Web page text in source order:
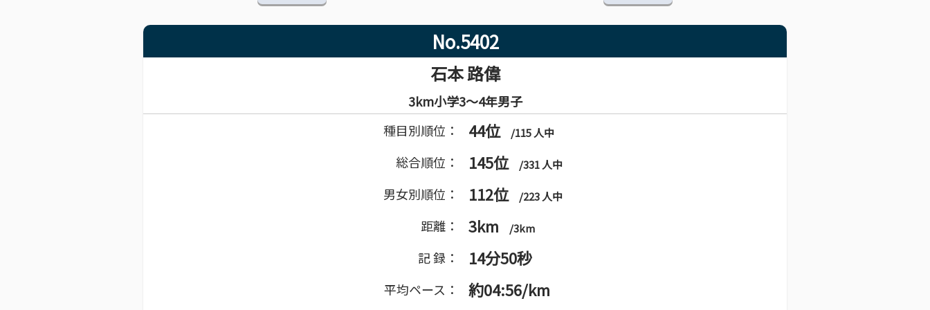
No.5402
石本 路偉
3km小学3～4年男子
種目別順位：
44位 /115 人中
総合順位： 145位 /331 人中
男女別順位： 112位 /223 人中
距離： 3km /3km
記 録： 14分50秒
平均ペース： 約04:56/km